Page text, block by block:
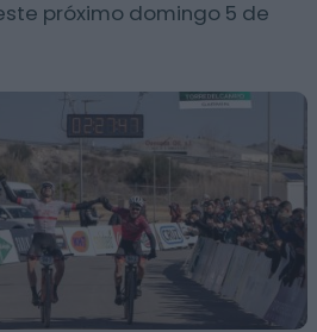
próximo domingo 5 de